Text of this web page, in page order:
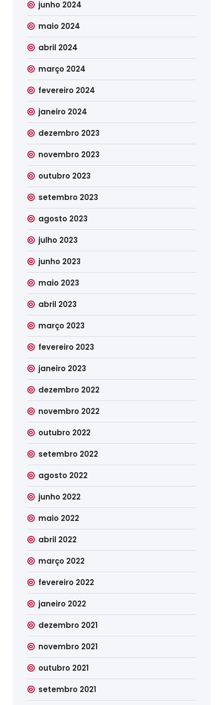
junho 2024
maio 2024
abril 2024
março 2024
fevereiro 2024
janeiro 2024
dezembro 2023
novembro 2023
outubro 2023
setembro 2023
agosto 2023
julho 2023
junho 2023
maio 2023
abril 2023
março 2023
fevereiro 2023
janeiro 2023
dezembro 2022
novembro 2022
outubro 2022
setembro 2022
agosto 2022
junho 2022
maio 2022
abril 2022
março 2022
fevereiro 2022
janeiro 2022
dezembro 2021
novembro 2021
outubro 2021
setembro 2021